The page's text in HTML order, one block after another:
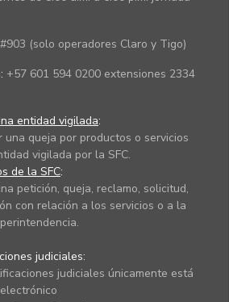
#903 (solo operadores Claro y Tigo)
+57 601 594 0200 extensiones 2334
entidad vigilada:
una queja por productos o servicios
vigilada por la SFC.
de la SFC:
petición, queja, reclamo, solicitud,
con relación a los servicios o a la
judiciales:
judiciales únicamente está